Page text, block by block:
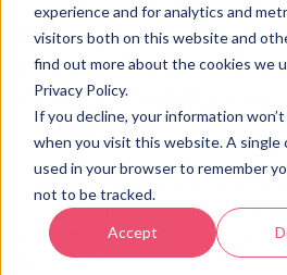
experience and for analytics and
visitors both on this website and
find out more about the cookies we
Privacy Policy.
If you decline, your information
when you visit this website. A single
used in your browser to remember
not to be tracked.
Accept
Inbound
turismo y
reservas directas,
comisión
Somos tu AI Growth
sistema de demanda
o propiedad venda más y
las OTAs.